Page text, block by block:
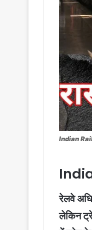
Indian
रेलवे
लेकिन